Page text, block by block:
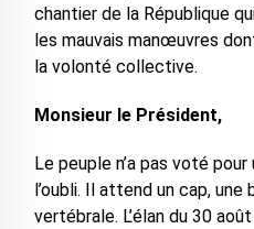
chantier de la République
les mauvais manœuvres
la volonté collective.
Monsieur le Président,
Le peuple n’a pas voté
l’oubli. Il attend un cap,
vertébrale. L’élan du 30